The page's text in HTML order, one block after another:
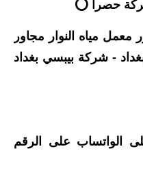
معمل مياه النوار مجاور
- شركة بيبسي بغداد
الواتساب على الرقم